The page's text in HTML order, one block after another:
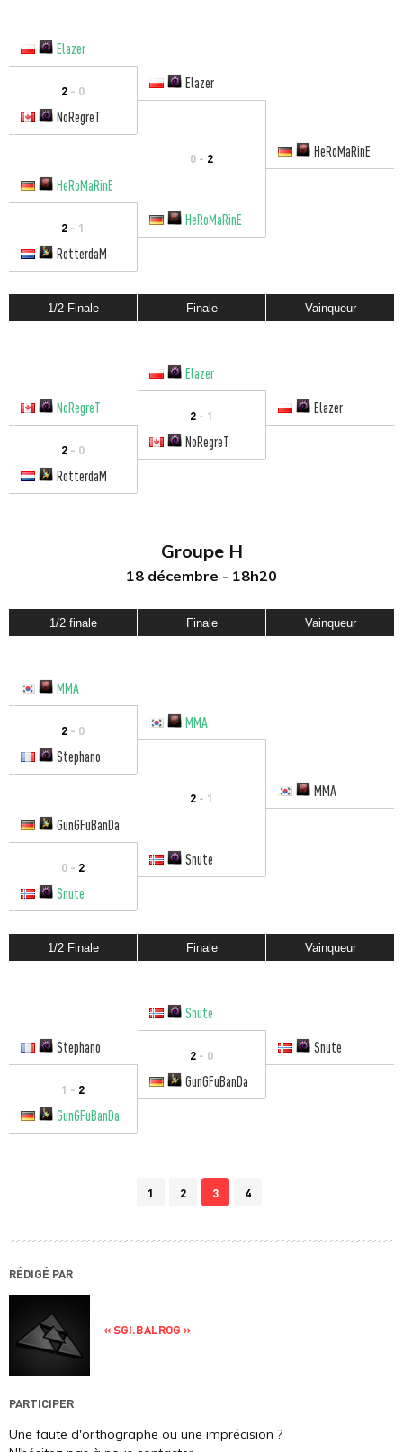
Elazer
2 - 0
Elazer
NoRegreT
0 - 2
HeRoMaRinE
HeRoMaRinE
2 - 1
HeRoMaRinE
RotterdaM
1/2 Finale Finale Vainqueur
Elazer
NoRegreT
2 - 1 Elazer
2 - 0
NoRegreT
RotterdaM
Groupe H
18 décembre - 18h20
1/2 finale Finale Vainqueur
MMA
2 - 0
MMA
Stephano
2 - 1
MMA
GunGFuBanDa
0 - 2
Snute
Snute
1/2 Finale Finale Vainqueur
Snute
Stephano
2 - 0 Snute
1 - 2
GunGFuBanDa
GunGFuBanDa
1 2 3 4
RÉDIGÉ PAR
« SGI.BALROG »
PARTICIPER
Une faute d'orthographe ou une imprécision ?